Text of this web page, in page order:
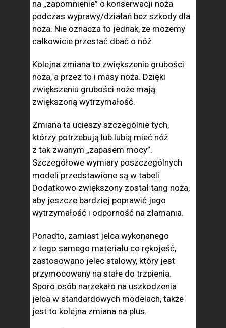
na „zapomnienie” o konserwacji noża
podczas wyprawy/działań bez szkody dla
noża. Nie oznacza to jednak, że możemy
całkowicie przestać dbać o nóż.
Kolejna zmiana to zwiększenie grubości
noża, a przez to i masy noża. Dzięki
zwiększeniu grubości noże mają
zwiększoną wytrzymałość.
Zmiana ta ucieszy szczególnie tych,
którzy potrzebują lub lubią mieć nóż
z tak zwanym „zapasem mocy”.
Szczegółowe wymiary poszczególnych
modeli przedstawione są w tabeli.
Dodatkowo zwiększony został tang noża,
aby jeszcze bardziej poprawić jego
wytrzymałość i odporność na złamania.
Ponadto, zamiast jelca wykonanego
z tego samego materiału co rękojeść,
zastosowano jelec stalowy, który jest
przymocowany na stałe do trzpienia.
Sporo osób narzekało na uszkodzenia
jelca w standardowych modelach, także
jest to kolejna zmiana na plus.